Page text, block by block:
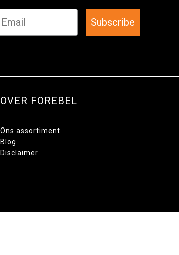
Subscribe
OVER FOREBEL
Ons assortiment
Blog
Disclaimer